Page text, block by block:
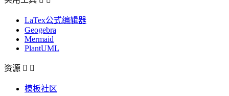
LaTex公式编辑器
Geogebra
Mermaid
PlantUML
资源  
模板社区